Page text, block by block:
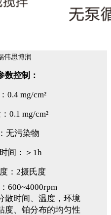
伟思博润
数控制：
0.4 mg/cm²
0.1 mg/cm²
无污染物
间：＞1h
：2摄氏度
600~4000rpm
散时间、温度，环境
度、铂分布的均匀性